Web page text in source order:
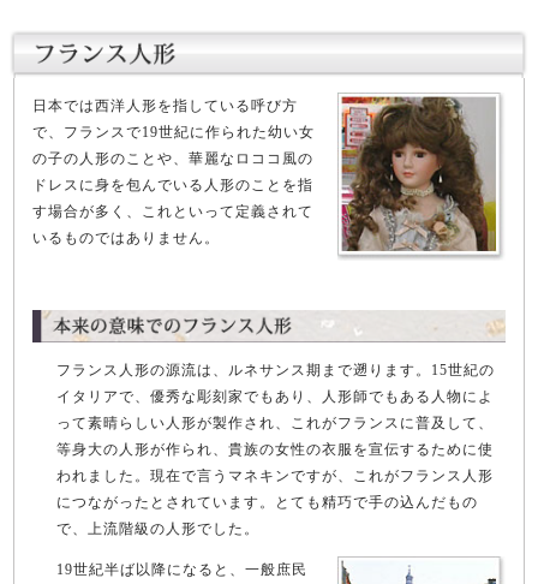
日本では西洋人形を指している呼び方
で、フランスで19世紀に作られた幼い女
の子の人形のことや、華麗なロココ風の
ドレスに身を包んでいる人形のことを指
す場合が多く、これといって定義されて
いるものではありません。
フランス人形の源流は、ルネサンス期まで遡ります。15世紀の
イタリアで、優秀な彫刻家でもあり、人形師でもある人物によ
って素晴らしい人形が製作され、これがフランスに普及して、
等身大の人形が作られ、貴族の女性の衣服を宣伝するために使
われました。現在で言うマネキンですが、これがフランス人形
につながったとされています。とても精巧で手の込んだもの
で、上流階級の人形でした。
19世紀半ば以降になると、一般庶民